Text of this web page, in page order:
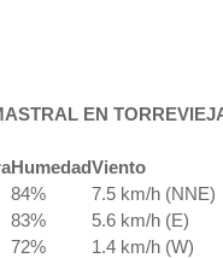
EN
HumedadViento
84% 7.5 km/h (NNE)
83% 5.6 km/h (E)
72% 1.4 km/h (W)